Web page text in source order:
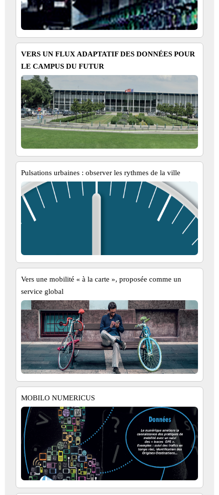
VERS UN FLUX ADAPTATIF DES DONNÉES POUR
LE CAMPUS DU FUTUR
Pulsations urbaines : observer les rythmes de la ville
Vers une mobilité « à la carte », proposée comme un
service global
MOBILO NUMERICUS